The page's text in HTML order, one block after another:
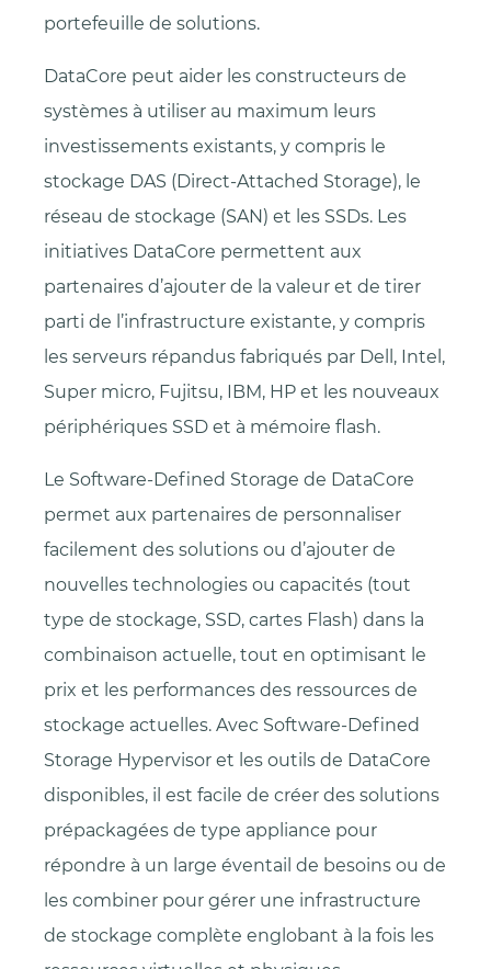
portefeuille de solutions.
DataCore peut aider les constructeurs de
systèmes à utiliser au maximum leurs
investissements existants, y compris le
stockage DAS (Direct-Attached Storage), le
réseau de stockage (SAN) et les SSDs. Les
initiatives DataCore permettent aux
partenaires d’ajouter de la valeur et de tirer
parti de l’infrastructure existante, y compris
les serveurs répandus fabriqués par Dell, Intel,
Super micro, Fujitsu, IBM, HP et les nouveaux
périphériques SSD et à mémoire flash.
Le Software-Defined Storage de DataCore
permet aux partenaires de personnaliser
facilement des solutions ou d’ajouter de
nouvelles technologies ou capacités (tout
type de stockage, SSD, cartes Flash) dans la
combinaison actuelle, tout en optimisant le
prix et les performances des ressources de
stockage actuelles. Avec Software-Defined
Storage Hypervisor et les outils de DataCore
disponibles, il est facile de créer des solutions
prépackagées de type appliance pour
répondre à un large éventail de besoins ou de
les combiner pour gérer une infrastructure
de stockage complète englobant à la fois les